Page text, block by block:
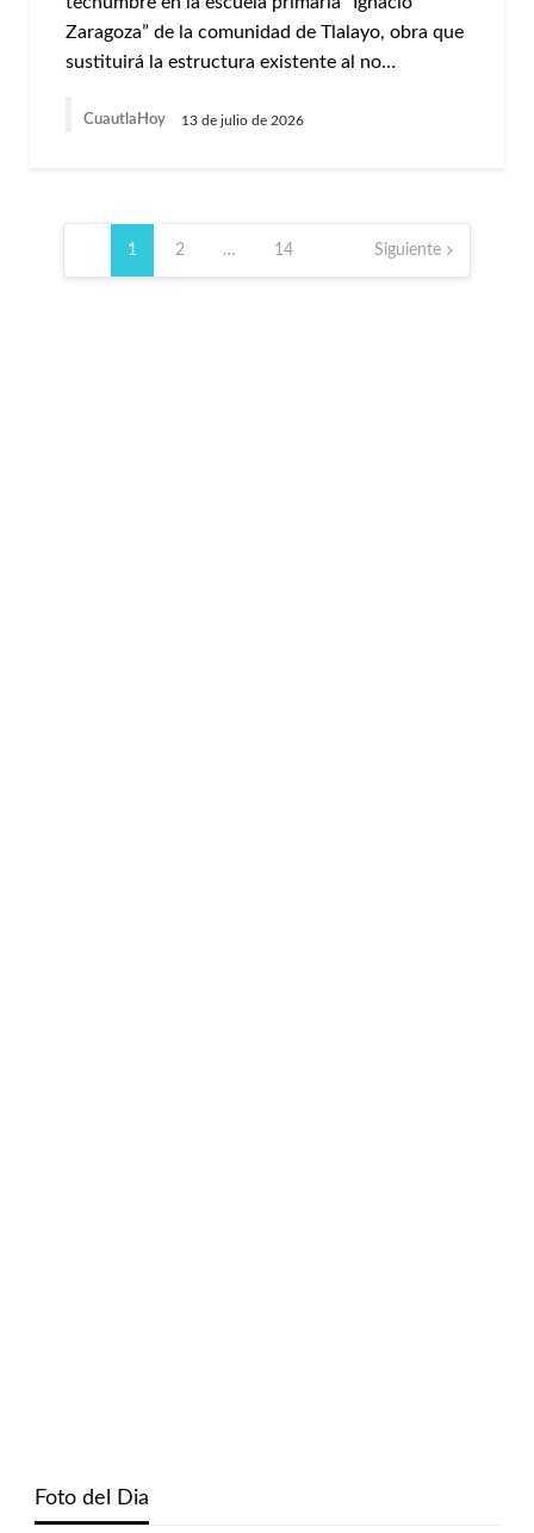
Zaragoza” de la comunidad de Tlalayo, obra que
sustituirá la estructura existente al no…
CuautlaHoy 13 de julio de 2026
Paginación
1 2 … 14 Siguiente
Foto del Dia